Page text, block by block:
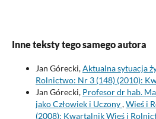
Inne teksty tego samego autora
Jan Górecki,Aktualna sytuacja
Rolnictwo: Nr 3 (148) (2010):
Jan Górecki, Profesor dr hab.
jako Człowiek i Uczony,Wieś i
(2008): Kwartalnik Wieś i